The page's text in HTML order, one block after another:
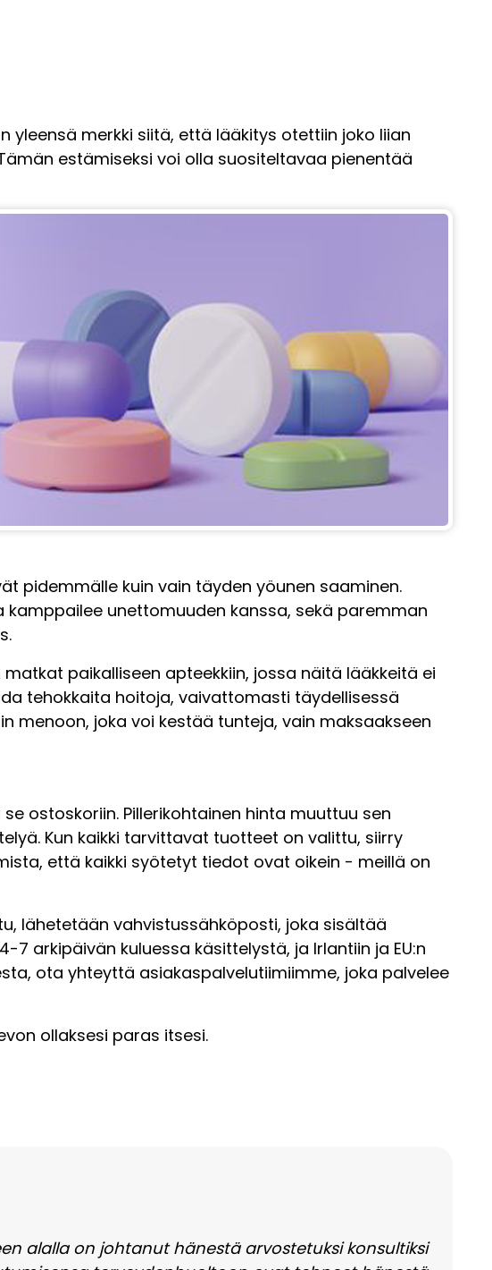
yleensä merkki siitä, että lääkitys otettiin joko liian
estämiseksi voi olla suositeltavaa pienentää
pidemmälle kuin vain täyden yöunen saaminen.
kamppailee unettomuuden kanssa, sekä paremman
paikalliseen apteekkiin, jossa näitä lääkkeitä ei
tehokkaita hoitoja, vaivattomasti täydellisessä
menoon, joka voi kestää tunteja, vain maksaakseen
ostoskoriin. Pillerikohtainen hinta muuttuu sen
Kun kaikki tarvittavat tuotteet on valittu, siirry
että kaikki syötetyt tiedot ovat oikein - meillä on
lähetetään vahvistussähköposti, joka sisältää
arkipäivän kuluessa käsittelystä, ja Irlantiin ja EU:n
ota yhteyttä asiakaspalvelutiimiimme, joka palvelee
ollaksesi paras itsesi.
alalla on johtanut hänestä arvostetuksi konsultiksi